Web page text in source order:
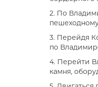
2. По
3. Перейдя
по
4. Перейти
камня,